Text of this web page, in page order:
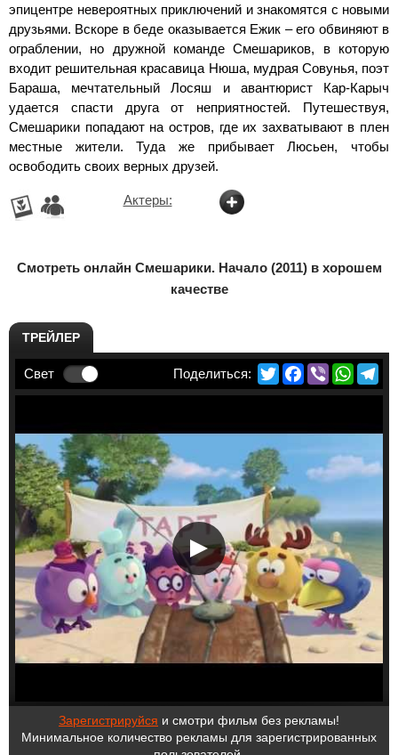
эпицентре невероятных приключений и знакомятся с новыми
друзьями. Вскоре в беде оказывается Ежик – его обвиняют в
ограблении, но дружной команде Смешариков, в которую
входит решительная красавица Нюша, мудрая Совунья, поэт
Бараша, мечтательный Лосяш и авантюрист Кар-Карыч
удается спасти друга от неприятностей. Путешествуя,
Смешарики попадают на остров, где их захватывают в плен
местные жители. Туда же прибывает Люсьен, чтобы
освободить своих верных друзей.
Актеры:
Смотреть онлайн Смешарики. Начало (2011) в хорошем
качестве
ТРЕЙЛЕР
Свет TwitterFacebook
Viber
Зарегистрируйся и смотри фильм без рекламы!
Минимальное количество рекламы для зарегистрированных